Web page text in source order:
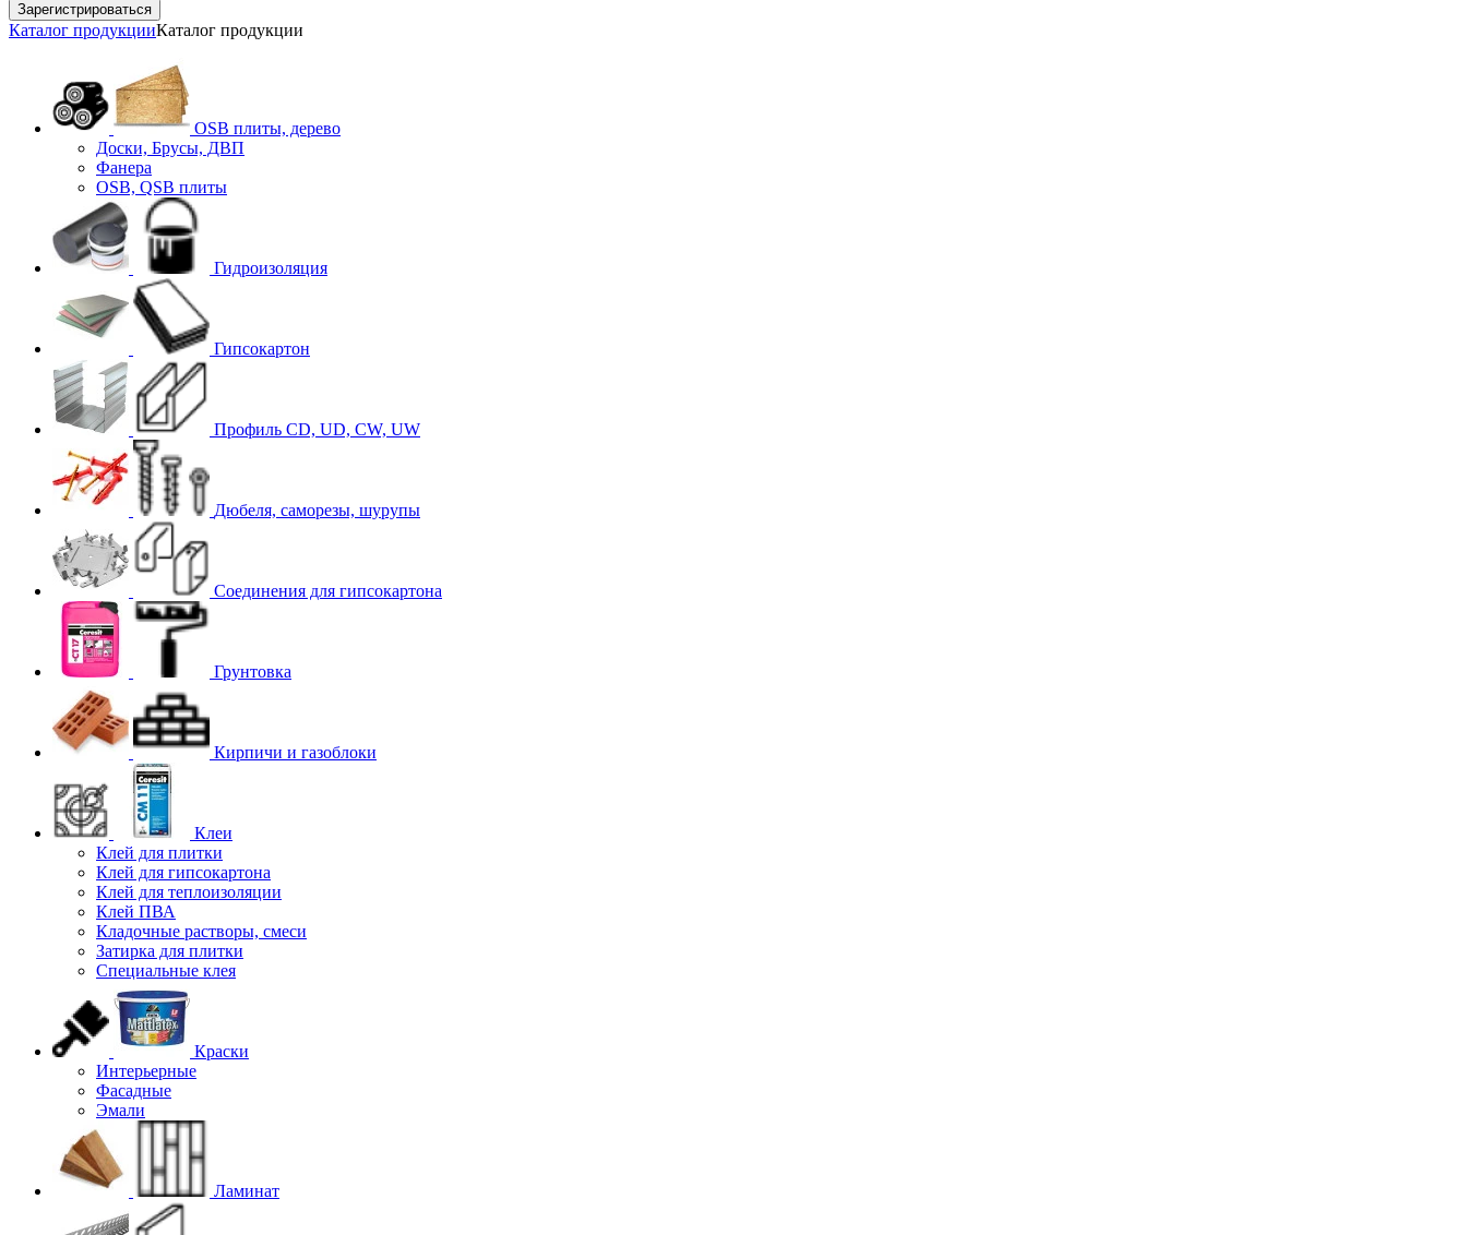
Зарегистрироваться
Каталог продукцииКаталог продукции
OSB плиты, дерево
Доски, Брусы, ДВП
Фанера
OSB, QSB плиты
Гидроизоляция
Гипсокартон
Профиль CD, UD, CW, UW
Дюбеля, саморезы, шурупы
Соединения для гипcокартона
Грунтовка
Кирпичи и газоблоки
Клеи
Клей для плитки
Клей для гипсокартона
Клей для теплоизоляции
Клей ПВА
Кладочные растворы, смеси
Затирка для плитки
Специальные клея
Краски
Интерьерные
Фасадные
Эмали
Ламинат